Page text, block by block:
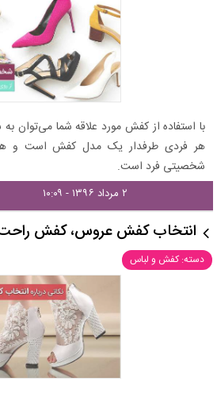
با استفاده از کفش مورد علاقه شما
هر فردی طرفدار یک مدل کفش است و
شخصیتی فرد است.
۲ مرداد ۱۳۹۶ - ۱۰:۰۹
انتخاب کفش عروس، کفش
دسته: کفش و لباس